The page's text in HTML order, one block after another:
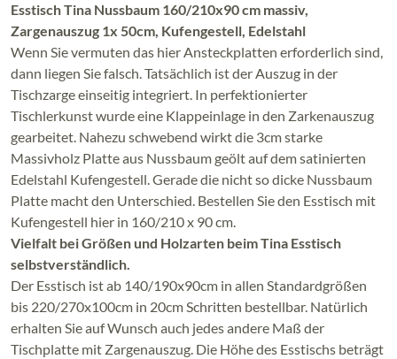
Esstisch Tina Nussbaum 160/210x90 cm massiv,
Zargenauszug 1x 50cm, Kufengestell, Edelstahl
Wenn Sie vermuten das hier Ansteckplatten erforderlich sind,
dann liegen Sie falsch. Tatsächlich ist der Auszug in der
Tischzarge einseitig integriert. In perfektionierter
Tischlerkunst wurde eine Klappeinlage in den Zarkenauszug
gearbeitet. Nahezu schwebend wirkt die 3cm starke
Massivholz Platte aus Nussbaum geölt auf dem satinierten
Edelstahl Kufengestell. Gerade die nicht so dicke Nussbaum
Platte macht den Unterschied. Bestellen Sie den Esstisch mit
Kufengestell hier in 160/210 x 90 cm.
Vielfalt bei Größen und Holzarten beim Tina Esstisch
selbstverständlich.
Der Esstisch ist ab 140/190x90cm in allen Standardgrößen
bis 220/270x100cm in 20cm Schritten bestellbar. Natürlich
erhalten Sie auf Wunsch auch jedes andere Maß der
Tischplatte mit Zargenauszug. Die Höhe des Esstischs beträgt